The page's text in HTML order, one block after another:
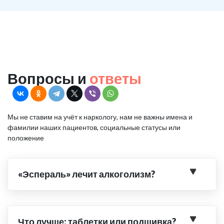
Вопросы и ответы
Мы не ставим на учёт к наркологу, нам не важны имена и
фамилии наших пациентов, социальные статусы или
положение
«Эспераль» лечит алкоголизм?
Что лучше: таблетки или подшивка?